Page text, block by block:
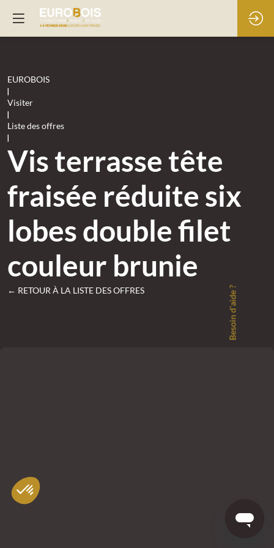
EUROBOIS
|
Visiter
|
Liste des offres
|
Vis terrasse tête
fraisée réduite six
lobes double filet
couleur brunie
← RETOUR À LA LISTE DES OFFRES Besoin d'aide ?